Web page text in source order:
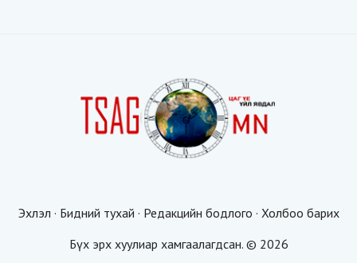
Видёо: ХУУЛЬ ЗӨРЧИН СОНГОГДСОН
ХУУЛЬ ТОГТООГЧ
Таван мянгын будаатай хуургаар
жуулчдыг татахгүй ээ, Д.Батсүх ээ
Эхлэл · Бидний тухай · Редакцийн бодлого · Холбоо барих
Бүх эрх хуулиар хамгаалагдсан. © 2026